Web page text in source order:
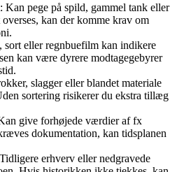
: Kan pege på spild, gammel tank eller
kan der komme krav om
sort eller regnbuefilm kan indikere
kan være dyrere modtagegebyrer
slagger eller blandet materiale
sortering risikerer du ekstra tillæg
give forhøjede værdier af fx
dokumentation, kan tidsplanen
erhverv eller nedgravede